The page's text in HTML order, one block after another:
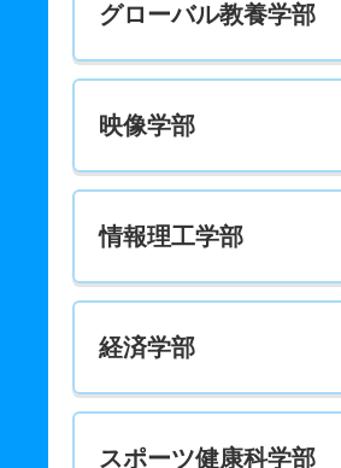
グローバル教養学部
映像学部
情報理工学部
経済学部
スポーツ健康科学部